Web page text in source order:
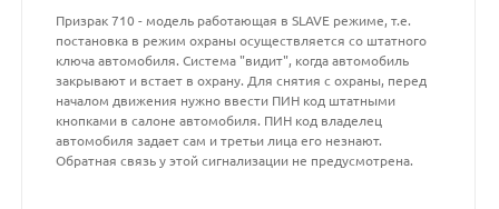
Призрак 710 - модель работающая в SLAVE режиме, т.е.
постановка в режим охраны осуществляется со штатного
ключа автомобиля. Система "видит", когда автомобиль
закрывают и встает в охрану. Для снятия с охраны, перед
началом движения нужно ввести ПИН код штатными
кнопками в салоне автомобиля. ПИН код владелец
автомобиля задает сам и третьи лица его незнают.
Обратная связь у этой сигнализации не предусмотрена.